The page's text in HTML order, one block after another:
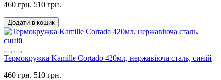
460 грн. 510 грн.
Додати в кошик
Термокружка Kamille Cortado 420мл, нержавіюча сталь, синій
460 грн. 510 грн.